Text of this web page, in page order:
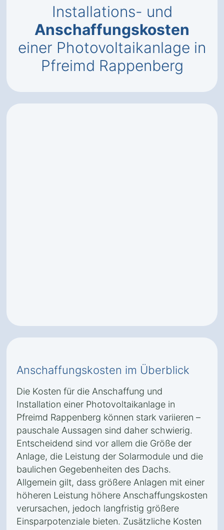
Installations- und
Anschaffungskosten
einer Photovoltaikanlage in
Pfreimd Rappenberg
Anschaffungskosten im Überblick
Die Kosten für die Anschaffung und
Installation einer Photovoltaikanlage in
Pfreimd Rappenberg können stark variieren –
pauschale Aussagen sind daher schwierig.
Entscheidend sind vor allem die Größe der
Anlage, die Leistung der Solarmodule und die
baulichen Gegebenheiten des Dachs.
Allgemein gilt, dass größere Anlagen mit einer
höheren Leistung höhere Anschaffungskosten
verursachen, jedoch langfristig größere
Einsparpotenziale bieten. Zusätzliche Kosten